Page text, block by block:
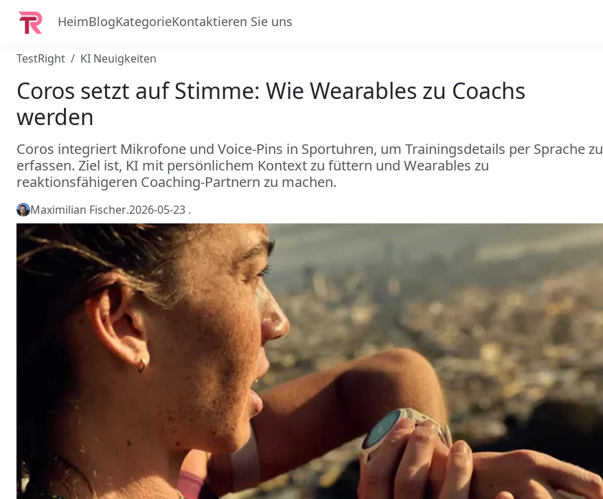
HeimBlogKategorieKontaktieren Sie uns
TestRight KI Neuigkeiten
Coros setzt auf Stimme: Wie Wearables zu Coachs
werden
Coros integriert Mikrofone und Voice-Pins in Sportuhren, um Trainingsdetails per Sprache zu
erfassen. Ziel ist, KI mit persönlichem Kontext zu füttern und Wearables zu
reaktionsfähigeren Coaching-Partnern zu machen.
Maximilian Fischer.2026-05-23 .